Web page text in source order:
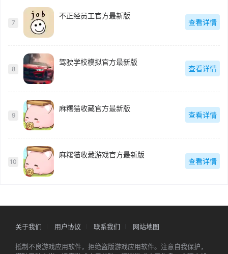
7
不正经员工官方最新版
查看详情
8
驾驶学校模拟官方最新版
查看详情
9
麻糬猫收藏官方最新版
查看详情
10
麻糬猫收藏游戏官方最新版
查看详情
关于我们 用户协议 联系我们 网站地图
抵制不良游戏应用软件，拒绝盗版游戏应用软件。注意自我保护，